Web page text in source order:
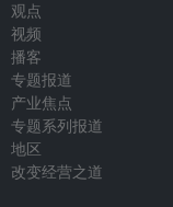
观点
视频
播客
专题报道
产业焦点
专题系列报道
地区
改变经营之道